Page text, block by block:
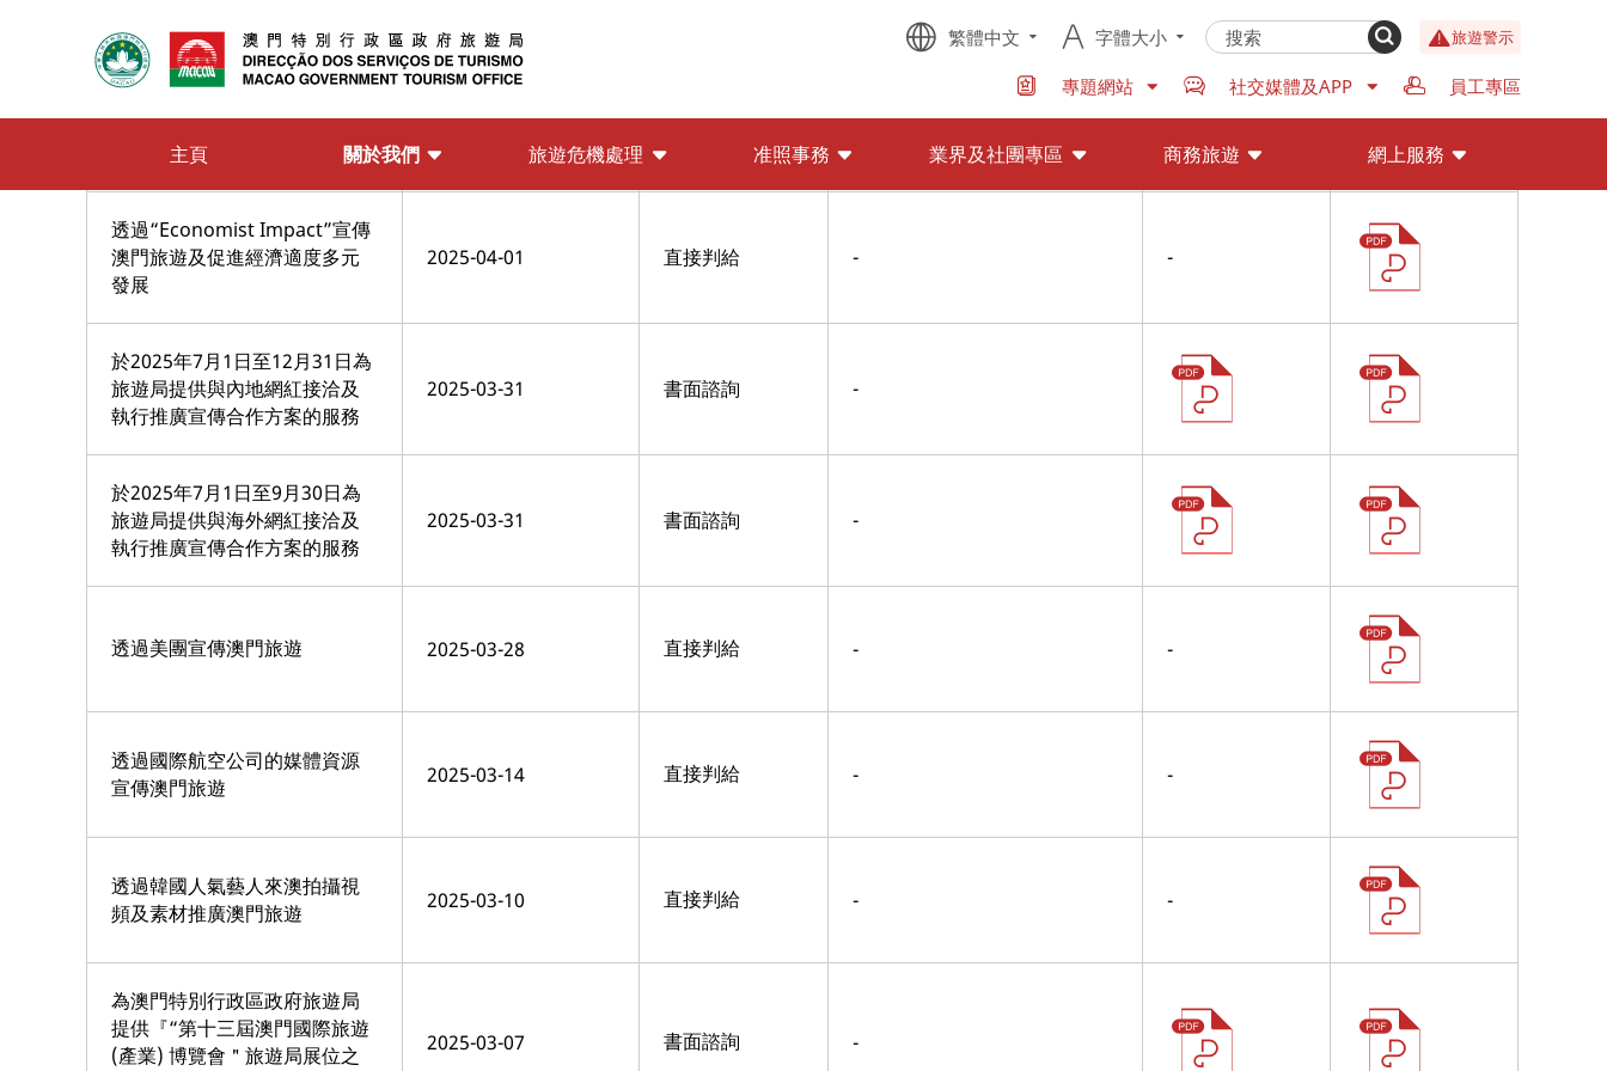
繁體中文 字體大小 旅遊警示
專題網站 社交媒體及APP 員工專區
主頁 關於我們 旅遊危機處理 准照事務 業界及社團專區 商務旅遊 網上服務
「星級旅遊服務認可計劃」
2025年度評審服務（餐飲界別
及旅行社界別 ）
2025-04-01 書面諮詢 -
透過“Economist Impact”宣傳
澳門旅遊及促進經濟適度多元
發展
2025-04-01 直接判給 - -
於2025年7月1日至12月31日為
旅遊局提供與內地網紅接洽及
執行推廣宣傳合作方案的服務
2025-03-31 書面諮詢 -
於2025年7月1日至9月30日為
旅遊局提供與海外網紅接洽及
執行推廣宣傳合作方案的服務
2025-03-31 書面諮詢 -
透過美團宣傳澳門旅遊 2025-03-28 直接判給 - -
透過國際航空公司的媒體資源
宣傳澳門旅遊
2025-03-14 直接判給 - -
透過韓國人氣藝人來澳拍攝視
頻及素材推廣澳門旅遊
2025-03-10 直接判給 - -
為澳門特別行政區政府旅遊局
提供『“第十三屆澳門國際旅遊
(產業) 博覽會＂旅遊局展位之
2025-03-07 書面諮詢 -